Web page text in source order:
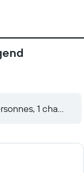
1 chambre